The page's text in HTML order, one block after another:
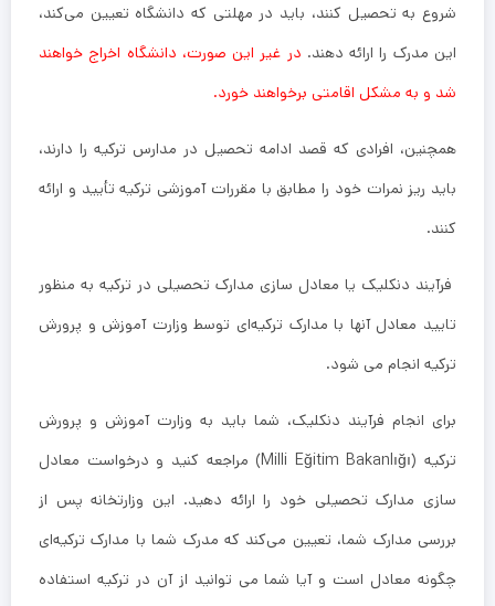
شروع به تحصیل کنند، باید در مهلتی که دانشگاه تعیین می‌کند،
این مدرک را ارائه دهند. در غیر این صورت، دانشگاه اخراج خواهند
شد و به مشکل اقامتی برخواهند خورد.
همچنین، افرادی که قصد ادامه تحصیل در مدارس ترکیه را دارند،
باید ریز نمرات خود را مطابق با مقررات آموزشی ترکیه تأیید و ارائه
کنند.
فرآیند دنکلیک یا معادل سازی مدارک تحصیلی در ترکیه به منظور
تایید معادل آنها با مدارک ترکیه‌ای توسط وزارت آموزش و پرورش
ترکیه انجام می ‌شود.
برای انجام فرآیند دنکلیک، شما باید به وزارت آموزش و پرورش
ترکیه (Milli Eğitim Bakanlığı) مراجعه کنید و درخواست معادل
سازی مدارک تحصیلی خود را ارائه دهید. این وزارتخانه پس از
بررسی مدارک شما، تعیین می‌کند که مدرک شما با مدارک ترکیه‌ای
چگونه معادل است و آیا شما می ‌توانید از آن در ترکیه استفاده